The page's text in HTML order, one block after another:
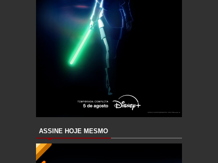
ASSINE HOJE MESMO